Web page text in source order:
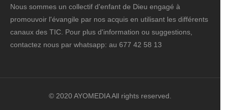
Nous sommes un collectif d'enfant de Dieu engagé à
promouvoir l'évangile par nos acquis en utilisant les différents
canaux des TIC. Pour plus d'information ou suggestions,
contactez nous par whatsapp: au 677 42 58 13
© 2020 AYOMEDIA All rights reserved.